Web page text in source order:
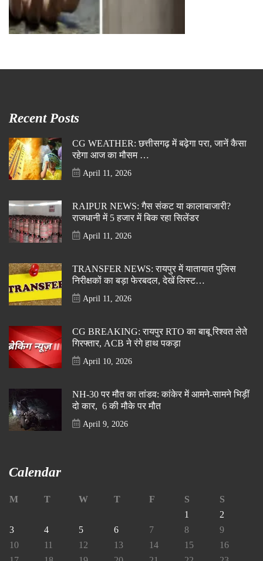
Recent Posts
CG WEATHER: छत्तीसगढ़ में बढ़ेगा परा, जानें कैसा
रहेगा आज का मौसम …
April 11, 2026
RAIPUR NEWS: गैस संकट या कालाबाजारी?
राजधानी में 5 हजार में बिक रहा सिलेंडर
April 11, 2026
TRANSFER NEWS: रायपुर में यातायात पुलिस
निरीक्षकों का बड़ा फेरबदल, देखें लिस्ट…
April 11, 2026
CG BREAKING: रायपुर RTO का बाबू रिश्वत लेते
गिरफ्तार, ACB ने रंगे हाथ पकड़ा
April 10, 2026
NH-30 पर मौत का तांडव: कांकेर में आमने-सामने भिड़ीं
दो कार, 6 की मौके पर मौत
April 9, 2026
Calendar
M T W T F S
S
1
2
3
4 5 6 7 8
9
10
11 12 13 14 15
16